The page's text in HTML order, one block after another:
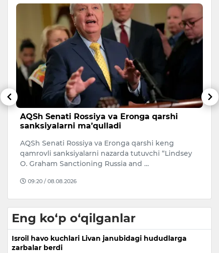
AQSh Senati Rossiya va Eronga qarshi
sanksiyalarni ma’qulladi
AQSh Senati Rossiya va Eronga qarshi keng
qamrovli sanksiyalarni nazarda tutuvchi “Lindsey
O. Graham Sanctioning Russia and …
09:20 / 08.08.2026
Eng ko‘p o‘qilganlar
Isroil havo kuchlari Livan janubidagi hududlarga
zarbalar berdi